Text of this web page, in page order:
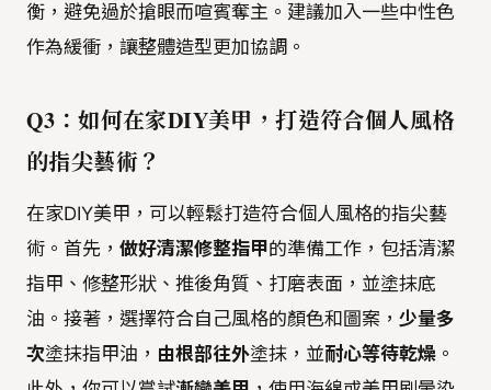
衡，避免過於搶眼而喧賓奪主。建議加入一些中性色
作為緩衝，讓整體造型更加協調。
Q3：如何在家DIY美甲，打造符合個人風格
的指尖藝術？
在家DIY美甲，可以輕鬆打造符合個人風格的指尖藝
術。首先， 做好清潔修整指甲的準備工作，包括清潔
指甲、修整形狀、推後角質、打磨表面，並塗抹底
油。接著，選擇符合自己風格的顏色和圖案， 少量多
次塗抹指甲油， 由根部往外塗抹，並耐心等待乾燥 。